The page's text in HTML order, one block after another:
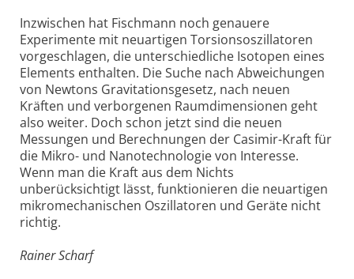
Inzwischen hat Fischmann noch genauere
Experimente mit neuartigen Torsionsoszillatoren
vorgeschlagen, die unterschiedliche Isotopen eines
Elements enthalten. Die Suche nach Abweichungen
von Newtons Gravitationsgesetz, nach neuen
Kräften und verborgenen Raumdimensionen geht
also weiter. Doch schon jetzt sind die neuen
Messungen und Berechnungen der Casimir-Kraft für
die Mikro- und Nanotechnologie von Interesse.
Wenn man die Kraft aus dem Nichts
unberücksichtigt lässt, funktionieren die neuartigen
mikromechanischen Oszillatoren und Geräte nicht
richtig.
Rainer Scharf